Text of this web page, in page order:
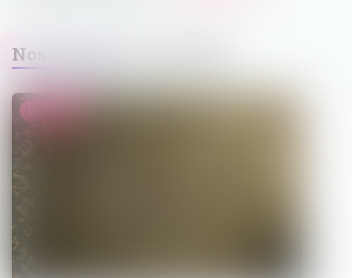
Nos dernières actualités
Droit public